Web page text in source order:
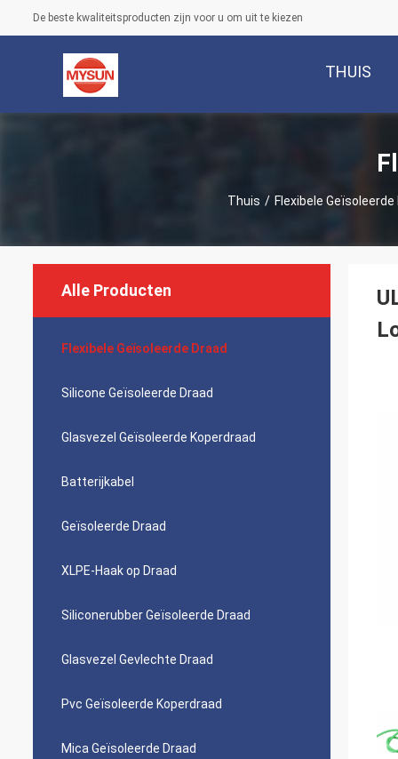
De beste kwaliteitsproducten zijn voor u om uit te kiezen
THUIS
Thuis / Flexibele Geïsoleerde
Alle Producten
Flexibele Geïsoleerde Draad
Silicone Geïsoleerde Draad
Glasvezel Geïsoleerde Koperdraad
Batterijkabel
Geïsoleerde Draad
XLPE-Haak op Draad
Siliconerubber Geïsoleerde Draad
Glasvezel Gevlechte Draad
Pvc Geïsoleerde Koperdraad
Mica Geïsoleerde Draad